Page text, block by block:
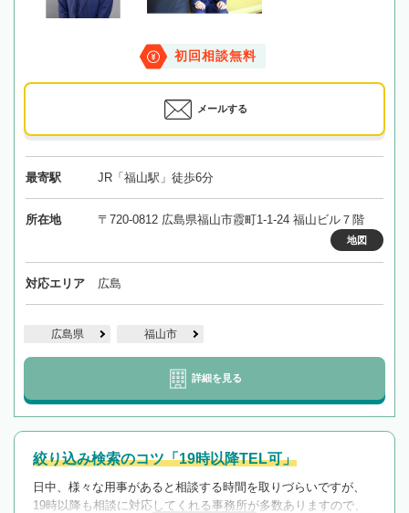
初回相談無料
メールする
最寄駅 JR「福山駅」徒歩6分
所在地 〒720-0812 広島県福山市霞町1-1-24 福山ビル７階
地図
対応エリア 広島
広島県 福山市
詳細を見る
絞り込み検索のコツ「19時以降TEL可」
日中、様々な用事があると相談する時間を取りづらいですが、
19時以降も相談に対応してくれる事務所が多数ありますので、